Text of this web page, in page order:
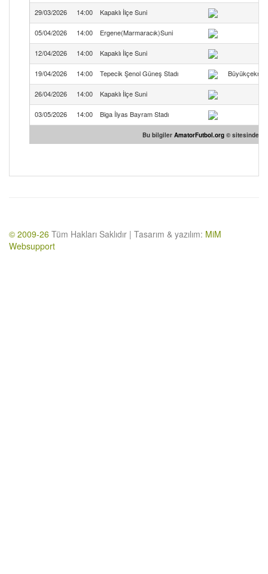
29/03/2026 14:00 Kapaklı İlçe Suni
05/04/2026 14:00 Ergene(Marmaracık)Suni
12/04/2026 14:00 Kapaklı İlçe Suni
19/04/2026 14:00 Tepecik Şenol Güneş Stadı
26/04/2026 14:00 Kapaklı İlçe Suni
03/05/2026 14:00 Biga İlyas Bayram Stadı
Bu bilgiler AmatorFutbol.org© sitesinden
© 2009-26 Tüm Hakları Saklıdır | Tasarım & yazılım: MiM
Websupport